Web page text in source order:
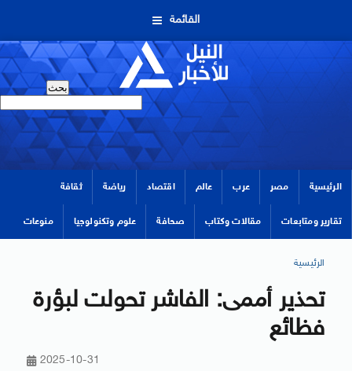
القائمة
الرئيسية مصر عرب عالم اقتصاد رياضة ثقافة
تقارير ومتابعات مقالات وكتاب صحافة علوم وتكنولوجيا منوعات
الرئيسية
تحذير أممى: الفاشر تحولت لبؤرة
فظائع
2025-10-31